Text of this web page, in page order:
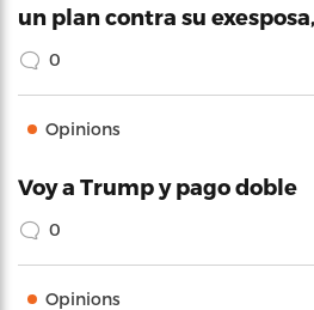
un plan contra su
0
Opinions
Voy a Trump y pago doble
0
Opinions